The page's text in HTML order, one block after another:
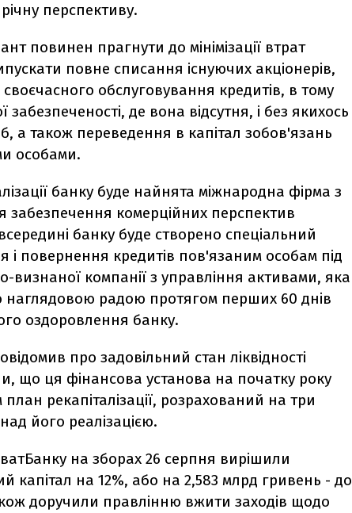
перспективу.
повинен прагнути до мінімізації втрат
повне списання існуючих акціонерів,
обслуговування кредитів, в тому
де вона відсутня, і без якихось
а також переведення в капітал зобов'язань
особами.
банку буде найнята міжнародна фірма з
забезпечення комерційних перспектив
банку буде створено спеціальний
і повернення кредитів пов'язаним особам під
визнаної компанії з управління активами, яка
радою протягом перших 60 днів
оздоровлення банку.
про задовільний стан ліквідності
що ця фінансова установа на початку року
рекапіталізації, розрахований на три
його реалізацією.
на зборах 26 серпня вирішили
капітал на 12%, або на 2,583 млрд гривень - до
доручили правлінню вжити заходів щодо